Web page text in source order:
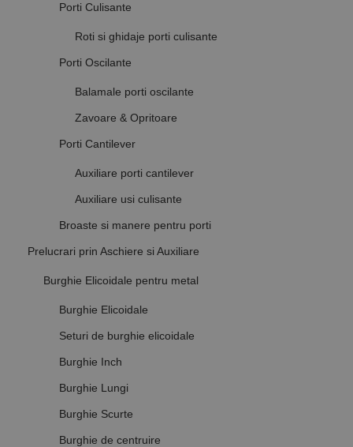
Porti Culisante
Roti si ghidaje porti culisante
Porti Oscilante
Balamale porti oscilante
Zavoare & Opritoare
Porti Cantilever
Auxiliare porti cantilever
Auxiliare usi culisante
Broaste si manere pentru porti
Prelucrari prin Aschiere si Auxiliare
Burghie Elicoidale pentru metal
Burghie Elicoidale
Seturi de burghie elicoidale
Burghie Inch
Burghie Lungi
Burghie Scurte
Burghie de centruire